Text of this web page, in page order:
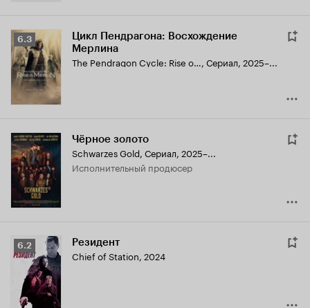
Рейтинг
Кинопоиска
6.3
6.3
Цикл Пендрагона: Восхождение
Мерлина
The Pendragon Cycle: Rise of the Merlin, Сериал, 2025–...
Чёрное золото
Schwarzes Gold, Сериал, 2025–...
исполнительный продюсер
Рейтинг
Кинопоиска
6.2
6.2 Резидент
Chief of Station, 2024